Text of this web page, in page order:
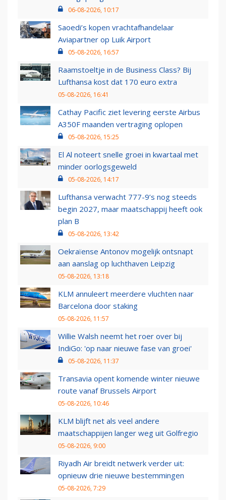
06-08-2026, 10:17
Saoedi’s kopen vrachtafhandelaar
Aviapartner op Luik Airport
05-08-2026, 16:57
Raamstoeltje in de Business Class? Bij
Lufthansa kost dat 170 euro extra
05-08-2026, 16:41
Cathay Pacific ziet levering eerste Airbus
A350F maanden vertraging oplopen
05-08-2026, 15:25
El Al noteert snelle groei in kwartaal met
minder oorlogsgeweld
05-08-2026, 14:17
Lufthansa verwacht 777-9’s nog steeds
begin 2027, maar maatschappij heeft ook
plan B
05-08-2026, 13:42
Oekraïense Antonov mogelijk ontsnapt
aan aanslag op luchthaven Leipzig
05-08-2026, 13:18
KLM annuleert meerdere vluchten naar
Barcelona door staking
05-08-2026, 11:57
Willie Walsh neemt het roer over bij
IndiGo: 'op naar nieuwe fase van groei'
05-08-2026, 11:37
Transavia opent komende winter nieuwe
route vanaf Brussels Airport
05-08-2026, 10:46
KLM blijft net als veel andere
maatschappijen langer weg uit Golfregio
05-08-2026, 9:00
Riyadh Air breidt netwerk verder uit:
opnieuw drie nieuwe bestemmingen
05-08-2026, 7:29